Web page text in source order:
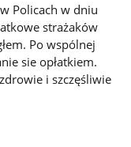
Policach w dniu
strażaków
Po wspólnej
sie opłatkiem.
i szczęśliwie